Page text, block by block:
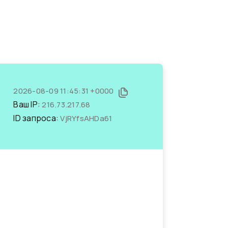
2026-08-09 11:45:31 +0000
Ваш IP:216.73.217.68
ID запроса:VjRYfsAHDa61